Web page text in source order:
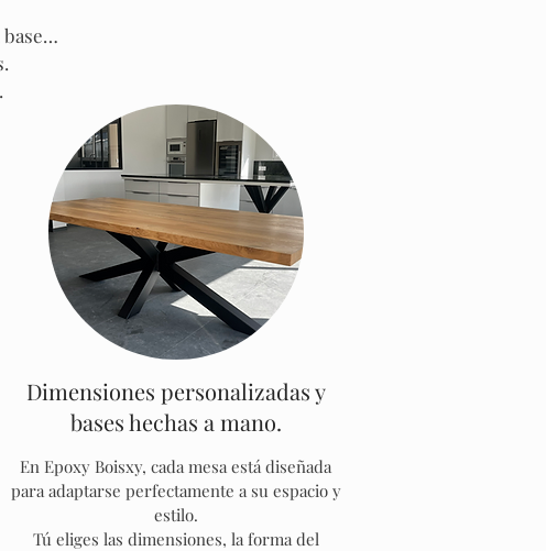
base…
Dimensiones personalizadas y
bases hechas a mano.
En Epoxy Boisxy, cada mesa está diseñada
para adaptarse perfectamente a su espacio y
estilo.
Tú eliges las dimensiones, la forma del